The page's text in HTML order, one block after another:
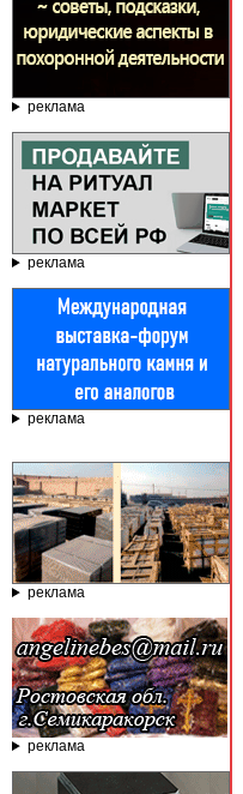
реклама
реклама
реклама
реклама
реклама